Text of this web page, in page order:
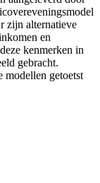
zijn alternatieve
en
kenmerken in
gebracht.
modellen getoetst